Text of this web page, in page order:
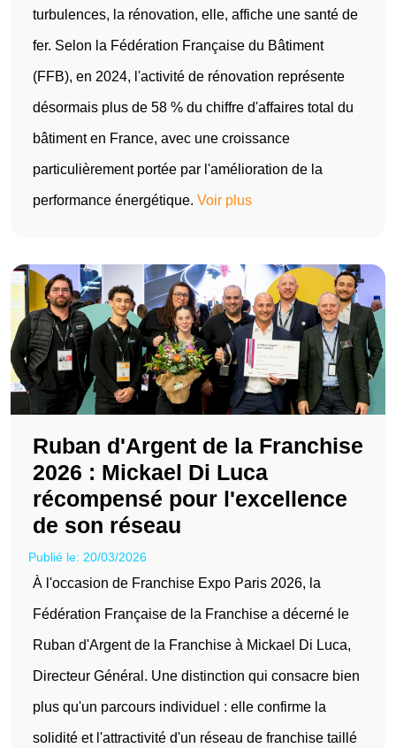
turbulences, la rénovation, elle, affiche une santé de
fer. Selon la Fédération Française du Bâtiment
(FFB), en 2024, l'activité de rénovation représente
désormais plus de 58 % du chiffre d'affaires total du
bâtiment en France, avec une croissance
particulièrement portée par l'amélioration de la
performance énergétique. Voir plus
Ruban d'Argent de la Franchise
2026 : Mickael Di Luca
récompensé pour l'excellence
de son réseau
Publié le: 20/03/2026
À l'occasion de Franchise Expo Paris 2026, la
Fédération Française de la Franchise a décerné le
Ruban d'Argent de la Franchise à Mickael Di Luca,
Directeur Général. Une distinction qui consacre bien
plus qu'un parcours individuel : elle confirme la
solidité et l'attractivité d'un réseau de franchise taillé